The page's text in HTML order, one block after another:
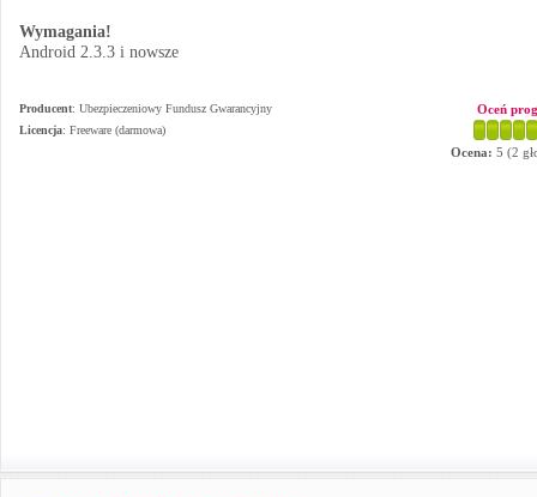
Wymagania!
Android 2.3.3 i nowsze
Producent: Ubezpieczeniowy Fundusz Gwarancyjny
Licencja: Freeware (darmowa)
Oceń
Ocena: 5 (2